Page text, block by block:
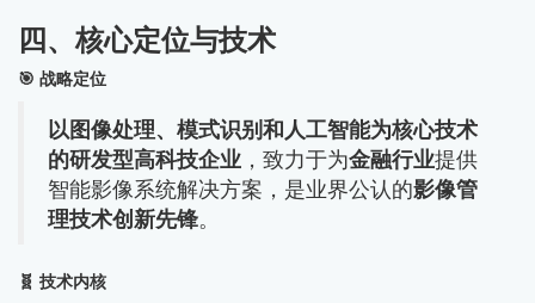
四、核心定位与技术
🎯 战略定位
以图像处理、模式识别和人工智能为核心技术
的研发型高科技企业 ，致力于为金融行业提供
智能影像系统解决方案，是业界公认的影像管
理技术创新先锋。
🧬 技术内核